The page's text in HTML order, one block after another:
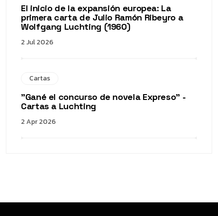
El inicio de la expansión europea: La
primera carta de Julio Ramón Ribeyro a
Wolfgang Luchting (1960)
2 Jul 2026
Cartas
"Gané el concurso de novela Expreso" -
Cartas a Luchting
2 Apr 2026